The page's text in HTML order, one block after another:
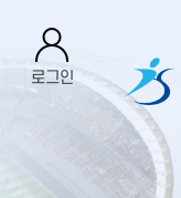
로그인